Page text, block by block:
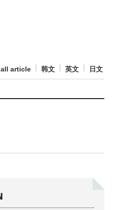
all article 韩文 英文 日文